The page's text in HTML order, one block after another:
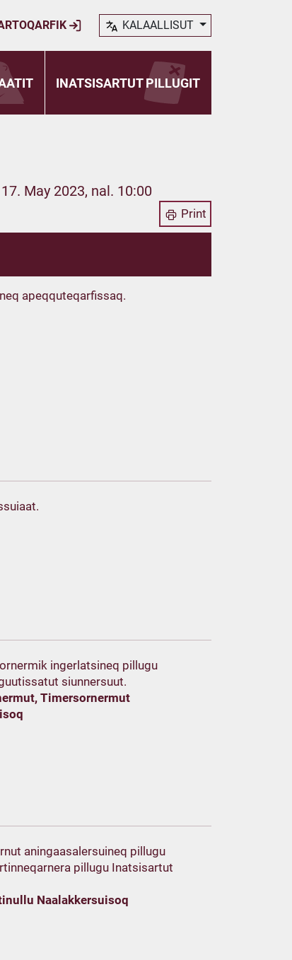
KALAALLISUT
INATSISARTUT PILLUGIT
May 2023, nal. 10:00
Print
apeqquteqarfissaq.
ingerlatsineq pillugu
siunnersuut.
Timersornermut
aningaasalersuineq pillugu
pillugu Inatsisartut
Naalakkersuisoq